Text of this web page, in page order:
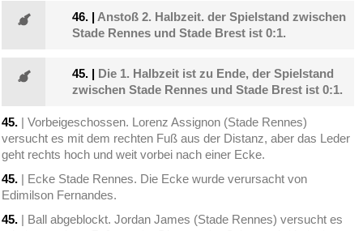
46. | Anstoß 2. Halbzeit. der Spielstand zwischen
Stade Rennes und Stade Brest ist 0:1.
45. | Die 1. Halbzeit ist zu Ende, der Spielstand
zwischen Stade Rennes und Stade Brest ist 0:1.
45. | Vorbeigeschossen. Lorenz Assignon (Stade Rennes)
versucht es mit dem rechten Fuß aus der Distanz, aber das Leder
geht rechts hoch und weit vorbei nach einer Ecke.
45. | Ecke Stade Rennes. Die Ecke wurde verursacht von
Edimilson Fernandes.
45. | Ball abgeblockt. Jordan James (Stade Rennes) versucht es